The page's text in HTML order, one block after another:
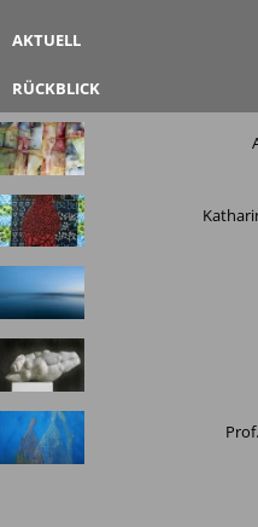
AKTUELL
RÜCKBLICK